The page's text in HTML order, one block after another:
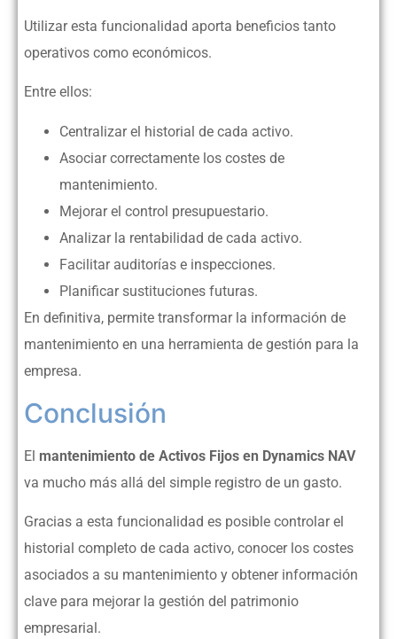
Utilizar esta funcionalidad aporta beneficios tanto
operativos como económicos.
Entre ellos:
Centralizar el historial de cada activo.
Asociar correctamente los costes de
mantenimiento.
Mejorar el control presupuestario.
Analizar la rentabilidad de cada activo.
Facilitar auditorías e inspecciones.
Planificar sustituciones futuras.
En definitiva, permite transformar la información de
mantenimiento en una herramienta de gestión para la
empresa.
Conclusión
El mantenimiento de Activos Fijos en Dynamics NAV
va mucho más allá del simple registro de un gasto.
Gracias a esta funcionalidad es posible controlar el
historial completo de cada activo, conocer los costes
asociados a su mantenimiento y obtener información
clave para mejorar la gestión del patrimonio
empresarial.